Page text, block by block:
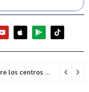
Hospital General de Castañer entre los centros de salud comunitarios con mejor desempeño clínico de Estados Unidos